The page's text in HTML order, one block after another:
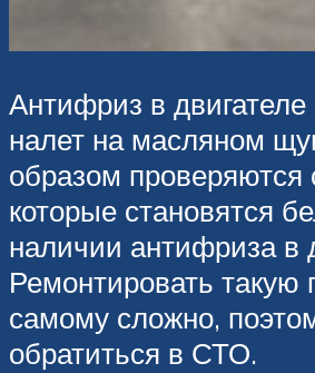
Антифриз в двигателе
налет на масляном
образом проверяются
которые становятся
наличии антифриза в
Ремонтировать такую
самому сложно,
обратиться в СТО.